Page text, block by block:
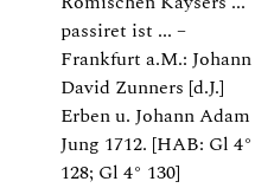
passiret ist ... –
Frankfurt a.M.: Johann
David Zunners [d.J.]
Erben u. Johann Adam
Jung 1712. [HAB: Gl 4°
128; Gl 4° 130]